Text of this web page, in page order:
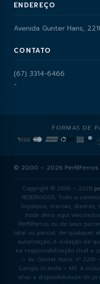
ENDEREÇO
Avenida Gunter Hans,
CONTATO
(67) 3314-6466
-
FORMAS DE
© 2000 – 2026
Copyright © 2000 – 2026
RESERVADOS. Todo o
logotipos, marcas, dizeres,
trade dress aqui
PerfilFerros ou de seus
total ou parcial, de qualquer
autorização. A violação de
na responsabilização cível e
— Av. Gunter Hans, nº
Campo Grande – MS. A
e/ou a disponibilidade do